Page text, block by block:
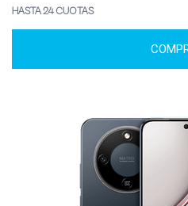
HASTA 24 CUOTAS